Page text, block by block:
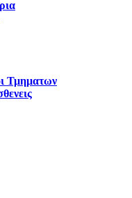
Τμηματων